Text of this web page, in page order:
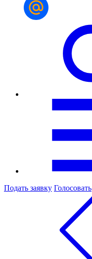
Подать заявку Голосовать